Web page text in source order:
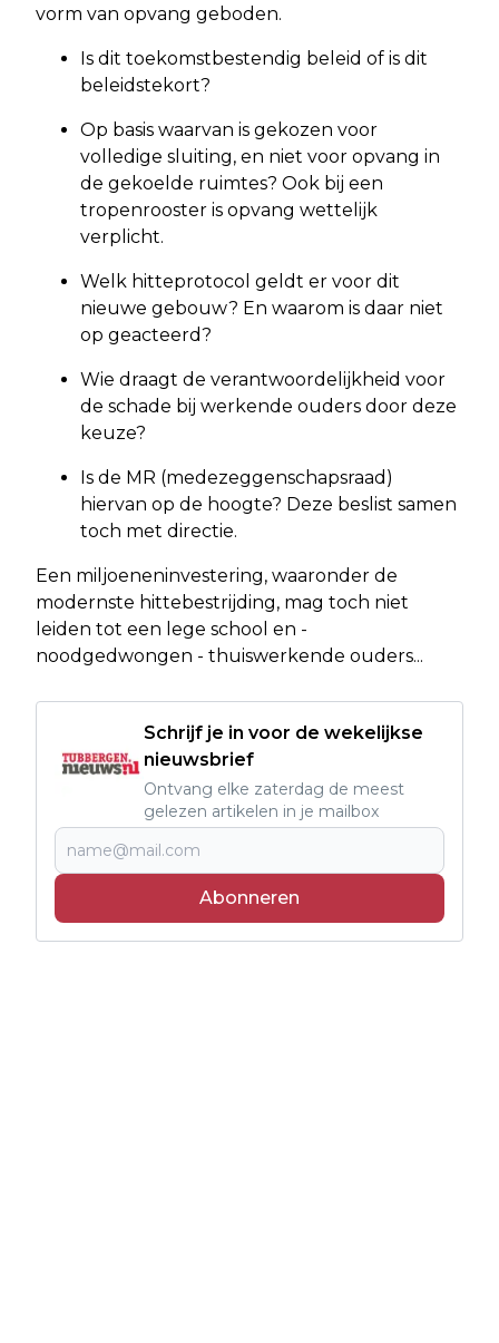
vorm van opvang geboden.
Is dit toekomstbestendig beleid of is dit
beleidstekort?
Op basis waarvan is gekozen voor
volledige sluiting, en niet voor opvang in
de gekoelde ruimtes? Ook bij een
tropenrooster is opvang wettelijk
verplicht.
Welk hitteprotocol geldt er voor dit
nieuwe gebouw? En waarom is daar niet
op geacteerd?
Wie draagt de verantwoordelijkheid voor
de schade bij werkende ouders door deze
keuze?
Is de MR (medezeggenschapsraad)
hiervan op de hoogte? Deze beslist samen
toch met directie.
Een miljoeneninvestering, waaronder de
modernste hittebestrijding, mag toch niet
leiden tot een lege school en -
noodgedwongen - thuiswerkende ouders...
Schrijf je in voor de wekelijkse
nieuwsbrief
Ontvang elke zaterdag de meest
gelezen artikelen in je mailbox
Abonneren